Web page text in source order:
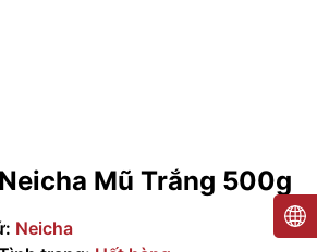
Mũ Trắng 500g
Neicha